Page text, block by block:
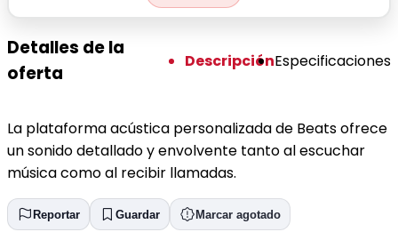
Detalles de la
oferta
DescripciónEspecificaciones
La plataforma acústica personalizada de Beats ofrece
un sonido detallado y envolvente tanto al escuchar
música como al recibir llamadas.
Reportar Guardar Marcar agotado